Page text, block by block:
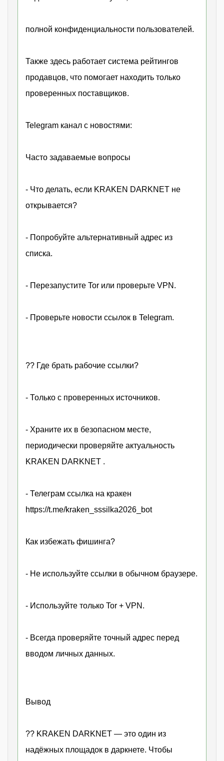
полной конфиденциальности пользователей.
Также здесь работает система рейтингов
продавцов, что помогает находить только
проверенных поставщиков.
Telegram канал с новостями:
Часто задаваемые вопросы
- Что делать, если KRAKEN DARKNET не
открывается?
- Попробуйте альтернативный адрес из
списка.
- Перезапустите Tor или проверьте VPN.
- Проверьте новости ссылок в Telegram.
?? Где брать рабочие ссылки?
- Только с проверенных источников.
- Храните их в безопасном месте,
периодически проверяйте актуальность
KRAKEN DARKNET .
- Телеграм ссылка на кракен
https://t.me/kraken_sssilka2026_bot
Как избежать фишинга?
- Не используйте ссылки в обычном браузере.
- Используйте только Tor + VPN.
- Всегда проверяйте точный адрес перед
вводом личных данных.
Вывод
?? KRAKEN DARKNET — это один из
надёжных площадок в даркнете. Чтобы